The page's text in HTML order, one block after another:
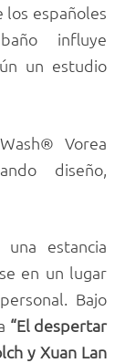
los españoles
influye
un estudio
Vorea
diseño,
estancia
en un lugar
Bajo
“El despertar
y Xuan Lan